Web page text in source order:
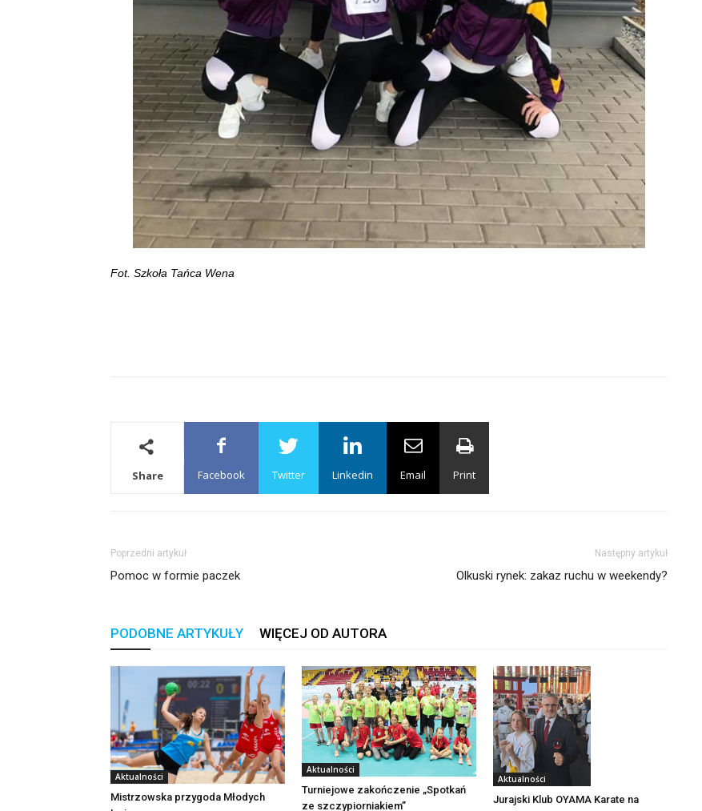
Fot. Szkoła Tańca Wena
Share Facebook Twitter Linkedin Email Print
Poprzedni artykuł
Pomoc w formie paczek
Następny artykuł
Olkuski rynek: zakaz ruchu w weekendy?
PODOBNE ARTYKUŁY WIĘCEJ OD AUTORA
Aktualności
Mistrzowska przygoda Młodych
Aktualności
Turniejowe zakończenie „Spotkań
ze szczypiorniakiem”
Aktualności
Jurajski Klub OYAMA Karate na